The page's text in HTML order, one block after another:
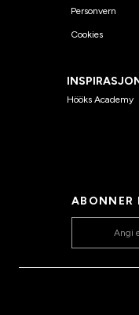
Personvern
Cookies
Hööks Academy
ABONNER